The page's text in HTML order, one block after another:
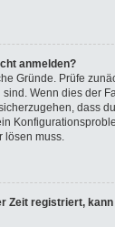
anmelden?
Gründe. Prüfe
Wenn dies der
dass
lösen muss.
Zeit registriert,